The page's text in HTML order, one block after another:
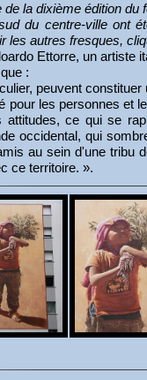
la dixième édition
du centre-ville ont
les autres fresques,
Ettorre, un artiste
:
peuvent
pour les personnes et
ce qui se
occidental, qui
au sein d'une tribu
ce territoire. ».